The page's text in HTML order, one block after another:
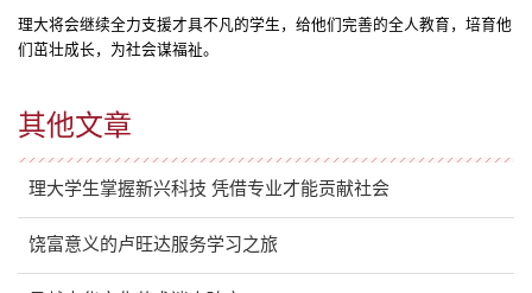
其他文章
理大学生掌握新兴科技 凭借专业才能贡献社会
饶富意义的卢旺达服务学习之旅
理大将会继续全力支援才具不凡的学生，给他们完善的全人教育，培育他
们茁壮成长，为社会谋福祉。